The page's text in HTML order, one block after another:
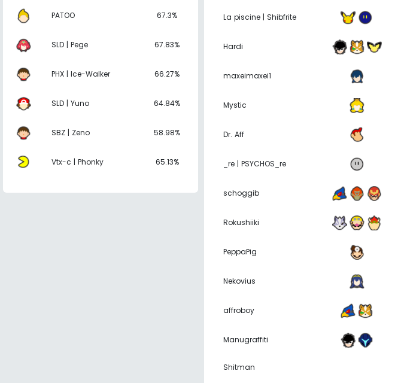
PATOO 67.3%
SLD | Pege 67.83%
PHX | Ice-Walker 66.27%
SLD | Yuno 64.84%
SBZ | Zeno 58.98%
Vtx-c | Phonky 65.13%
La piscine | Shibfrite
Hardi
maxeimaxei1
Mystic
Dr. Aff
_re | PSYCHOS_re
schoggib
Rokushiiki
PeppaPig
Nekovius
affroboy
Manugraffiti
Shitman